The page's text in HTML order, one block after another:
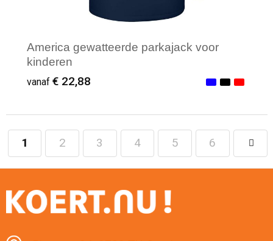
America gewatteerde parkajack voor
kinderen
vanaf € 22,88
Minimale afname: 1
1 2 3 4 5 6